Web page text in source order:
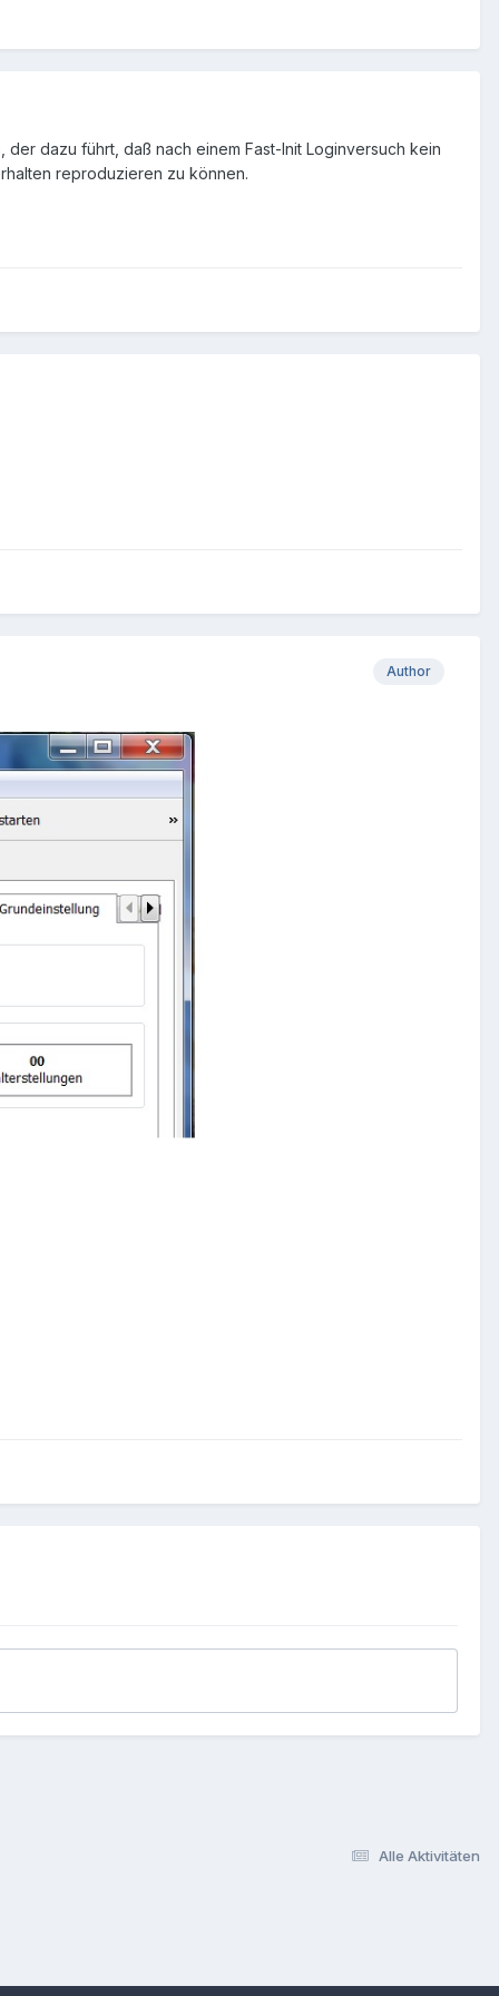
dazu führt, daß nach einem Fast-Init Loginversuch kein
reproduzieren zu können.
Author
Alle Aktivitäten